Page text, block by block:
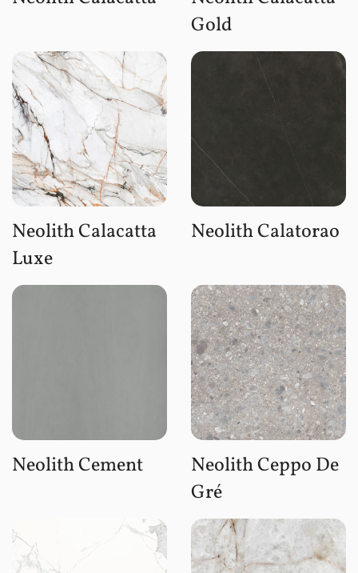
Gold
Neolith Calacatta
Luxe
Neolith Calatorao
Neolith Cement
Neolith Ceppo De
Gré